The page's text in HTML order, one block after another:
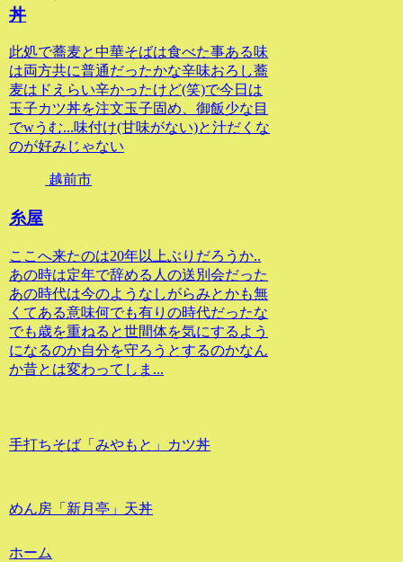
丼
此処で蕎麦と中華そばは食べた事ある味
は両方共に普通だったかな辛味おろし蕎
麦はドえらい辛かったけど(笑)で今日は
玉子カツ丼を注文玉子固め、御飯少な目
でwうむ...味付け(甘味がない)と汁だくな
のが好みじゃない
越前市
糸屋
ここへ来たのは20年以上ぶりだろうか..
あの時は定年で辞める人の送別会だった
あの時代は今のようなしがらみとかも無
くてある意味何でも有りの時代だったな
でも歳を重ねると世間体を気にするよう
になるのか自分を守ろうとするのかなん
か昔とは変わってしま...
手打ちそば「みやもと」カツ丼
めん房「新月亭」天丼
ホーム